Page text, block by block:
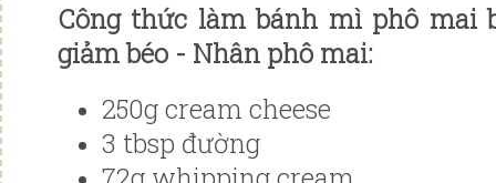
Công thức làm bánh mì phô mai
giảm béo - Nhân phô mai:
250g cream cheese
3 tbsp đường